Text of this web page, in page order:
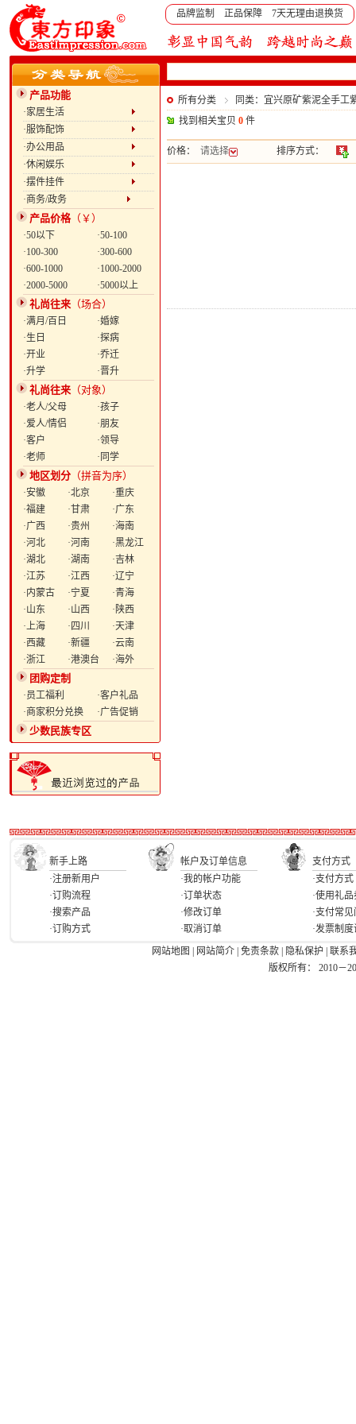
品牌监制 正品保障 7天无理由退换货
产品功能
·家居生活
·服饰配饰
·办公用品
·休闲娱乐
·摆件挂件
·商务/政务
产品价格（￥）
·50以下
·50-100
·100-300
·300-600
·600-1000
·1000-2000
·2000-5000
·5000以上
礼尚往来 （场合）
·满月/百日
·婚嫁
·生日
·探病
·开业
·乔迁
·升学
·晋升
礼尚往来 （对象）
·老人/父母
·孩子
·爱人/情侣
·朋友
·客户
·领导
·老师
·同学
地区划分 （拼音为序）
·安徽 ·北京
·重庆
·福建
·甘肃
·广东
·广西
·贵州
·海南
·河北
·河南
·黑龙江
·湖北
·湖南
·吉林
·江苏
·江西
·辽宁
·内蒙古
·宁夏
·青海
·山东
·山西
·陕西
·上海
·四川
·天津
·西藏
·新疆
·云南
·浙江
·港澳台 ·海外
团购定制
·员工福利
·客户礼品
·商家积分兑换
·广告促销
少数民族专区
所有分类
同类：宜兴原矿紫泥全手工
找到相关宝贝 0 件
价格： 请选择 排序方式：
新手上路 帐户及订单信息
支付方式
·注册新用户
·订购流程
·搜索产品
·订购方式
·我的帐户功能
·订单状态
·修改订单
·取消订单
·支付方式
·使用礼品
·支付常
·发票制
网站地图
网站简介 免责条款 隐私保护
联系
版权所有： 2010－